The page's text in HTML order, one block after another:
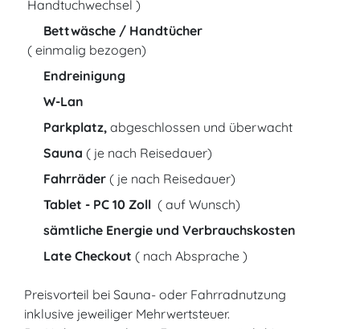
Handtuchwechsel )
Bettwäsche / Handtücher
( einmalig bezogen)
Endreinigung
W-Lan
Parkplatz, abgeschlossen und überwacht
Sauna ( je nach Reisedauer)
Fahrräder ( je nach Reisedauer)
Tablet - PC 10 Zoll ( auf Wunsch)
sämtliche Energie und Verbrauchskosten
Late Checkout ( nach Absprache )
Preisvorteil bei Sauna- oder Fahrradnutzung
inklusive jeweiliger Mehrwertsteuer.